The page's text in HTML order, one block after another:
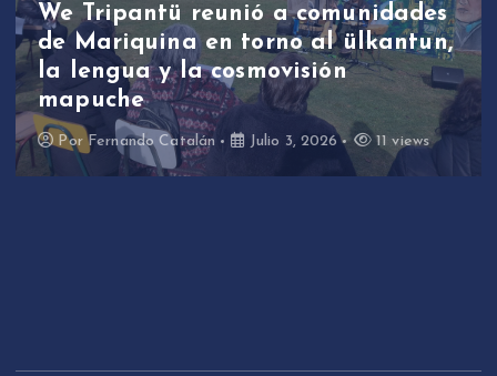
estudiantes de Mariquina
participaron en primera jornada
de revitalización lingüística a
través de la música
PorFernando Catalán Junio 17, 2026 10 views